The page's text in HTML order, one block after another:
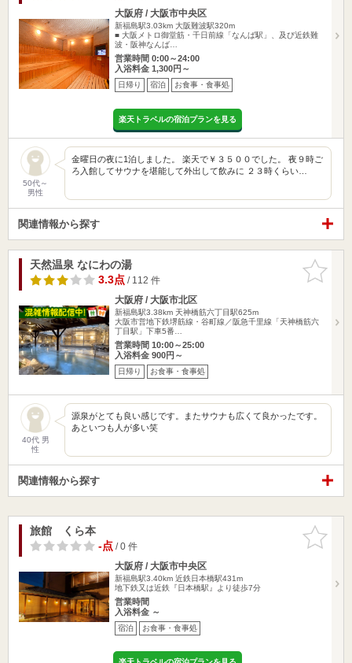
大阪府 / 大阪市中央区
新福島駅3.03km 大阪難波駅320m
■ 大阪メトロ御堂筋・千日前線「なんば駅」、及び近鉄難
波・阪神なんば…
営業時間 0:00～24:00
入浴料金 1,300円～
日帰り 宿泊 お食事・食事処
楽天トラベルの宿泊プランを見る
50代～
男性
金曜日の夜に1泊しました。 楽天で￥３５００でした。 夜９時ご
ろ入館してサウナを堪能して外出して飲みに ２３時くらい…
関連情報から探す
お気に入
りに追加
天然温泉 なにわの湯
3.3点/ 112 件
大阪府 / 大阪市北区
新福島駅3.38km 天神橋筋六丁目駅625m
大阪市営地下鉄堺筋線・谷町線／阪急千里線「天神橋筋六
丁目駅」下車5番…
営業時間 10:00～25:00
入浴料金 900円～
日帰り お食事・食事処
40代 男
性
源泉がとても良い感じです。またサウナも広くて良かったです。
あといつも人が多い笑
関連情報から探す
お気に入
りに追加
旅館 くら本
-点/ 0 件
大阪府 / 大阪市中央区
新福島駅3.40km 近鉄日本橋駅431m
地下鉄又は近鉄『日本橋駅』より徒歩7分
営業時間
入浴料金 ～
宿泊 お食事・食事処